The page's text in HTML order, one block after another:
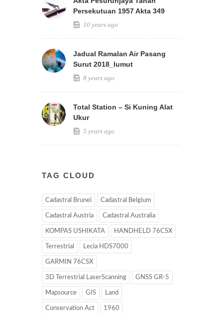
Persekutuan 1957 Akta 349
10 years ago
Jadual Ramalan Air Pasang
Surut 2018_lumut
8 years ago
Total Station – Si Kuning Alat
Ukur
5 years ago
TAG CLOUD
Cadastral Brunei Cadastral Belgium
Cadastral Austria Cadastral Australia
KOMPAS USHIKATA HANDHELD 76CSX
Terrestrial Lecia HDS7000
GARMIN 76CSX
3D Terrestrial LaserScanning GNSS GR-5
Mapsource GIS Land
Conservation Act 1960